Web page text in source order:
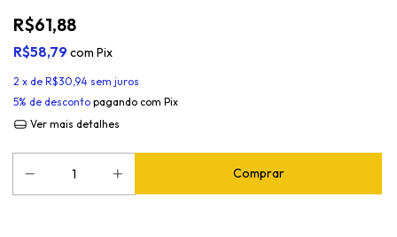
R$61,88
R$58,79 com Pix
2 x de R$30,94 sem juros
5% de desconto pagando com Pix
Ver mais detalhes